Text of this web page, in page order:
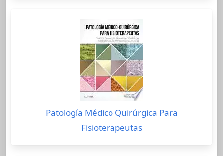
Patología Médico Quirúrgica Para
Fisioterapeutas